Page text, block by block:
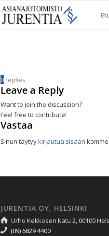
0 replies
Leave a Reply
Want to join the discussion?
Feel free to contribute!
Vastaa
Sinun täytyykirjautua sisään
JURENTIA OY, HELSINKI
Urho Kekkosen katu 2, 00100
(09) 6829 4400